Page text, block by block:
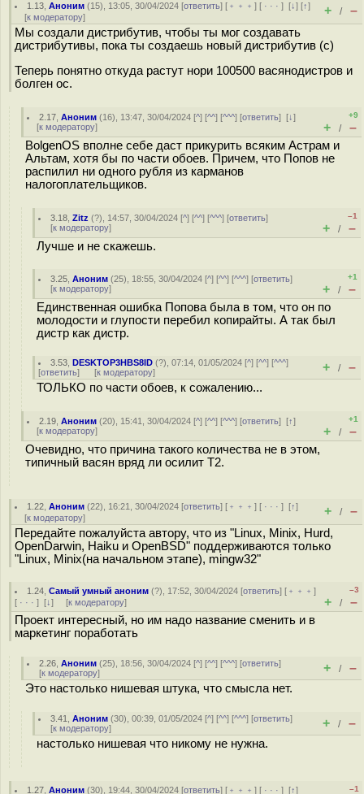
1.13 ,Аноним (15), 13:05, 30/04/2024 [ответить] [ ﹢﹢﹢] [ · · ·][↓] [↑]
[к модератору] + / –
Мы создали дистрибутив, чтобы ты мог создавать
дистрибутивы, пока ты создаешь новый дистрибутив (с)
Теперь понятно откуда растут нори 100500 васянодистров и
болген ос.
2.17 ,Аноним (16), 13:47, 30/04/2024 [^] [^^] [^^^] [ответить][↓]
[к модератору]
+9
+ / –
BolgenOS вполне себе даст прикурить всяким Астрам и
Альтам, хотя бы по части обоев. Причем, что Попов не
распилил ни одного рубля из карманов
налогоплательщиков.
3.18 ,Zitz (?), 14:57, 30/04/2024 [^] [^^] [^^^] [ответить]
[к модератору]
–1
+ / –
Лучше и не скажешь.
3.25 ,Аноним (25), 18:55, 30/04/2024 [^] [^^] [^^^] [ответить]
[к модератору]
+1
+ / –
Единственная ошибка Попова была в том, что он по
молодости и глупости перебил копирайты. А так был
дистр как дистр.
3.53 ,DESKTOP3HBS8ID (?), 07:14, 01/05/2024 [^] [^^] [^^^]
[ответить] [к модератору] + / –
ТОЛЬКО по части обоев, к сожалению...
2.19 ,Аноним (20), 15:41, 30/04/2024 [^] [^^] [^^^] [ответить][↑]
[к модератору]
+1
+ / –
Очевидно, что причина такого количества не в этом,
типичный васян вряд ли осилит T2.
1.22 ,Аноним (22), 16:21, 30/04/2024 [ответить] [ ﹢﹢﹢] [ · · ·][↑]
[к модератору] + / –
Передайте пожалуйста автору, что из "Linux, Minix, Hurd,
OpenDarwin, Haiku и OpenBSD" поддерживаются только
"Linux, Minix(на начальном этапе), mingw32"
1.24 ,Самый умный аноним (?), 17:52, 30/04/2024 [ответить] [ ﹢﹢﹢]
[ · · · ] [↓] [к модератору]
–3
+ / –
Проект интересный, но им надо название сменить и в
маркетинг поработать
2.26 ,Аноним (25), 18:56, 30/04/2024 [^] [^^] [^^^] [ответить]
[к модератору] + / –
Это настолько нишевая штука, что смысла нет.
3.41 ,Аноним (30), 00:39, 01/05/2024 [^] [^^] [^^^] [ответить]
[к модератору] + / –
настолько нишевая что никому не нужна.
1.27 ,Аноним (30), 19:44, 30/04/2024 [ответить] [ ﹢﹢﹢] [ · · ·][↑] –1